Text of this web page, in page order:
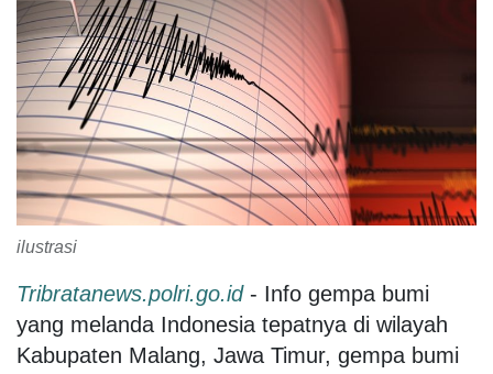
ilustrasi
Tribratanews.polri.go.id- Info gempa bumi
yang melanda Indonesia tepatnya di wilayah
Kabupaten Malang, Jawa Timur, gempa bumi